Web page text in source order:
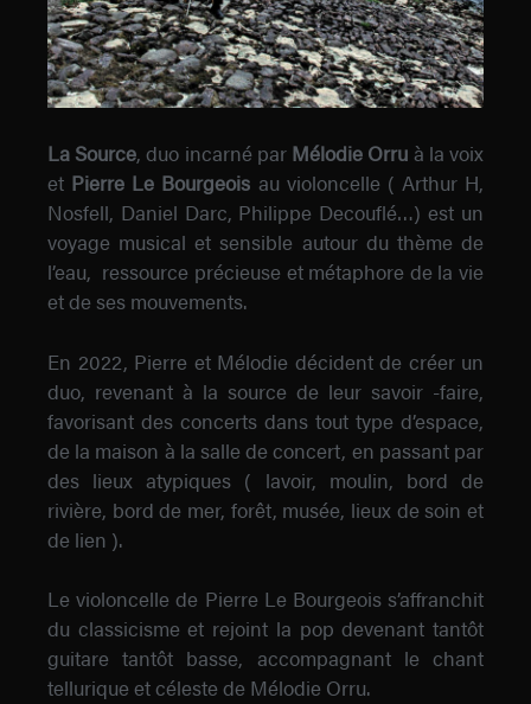
La Source, duo incarné par Mélodie Orru à la voix
et Pierre Le Bourgeois au violoncelle ( Arthur H,
Nosfell, Daniel Darc, Philippe Decouflé…) est un
voyage musical et sensible autour du thème de
l’eau, ressource précieuse et métaphore de la vie
et de ses mouvements.
En 2022, Pierre et Mélodie décident de créer un
duo, revenant à la source de leur savoir -faire,
favorisant des concerts dans tout type d’espace,
de la maison à la salle de concert, en passant par
des lieux atypiques ( lavoir, moulin, bord de
rivière, bord de mer, forêt, musée, lieux de soin et
de lien ).
Le violoncelle de Pierre Le Bourgeois s’affranchit
du classicisme et rejoint la pop devenant tantôt
guitare tantôt basse, accompagnant le chant
tellurique et céleste de Mélodie Orru.